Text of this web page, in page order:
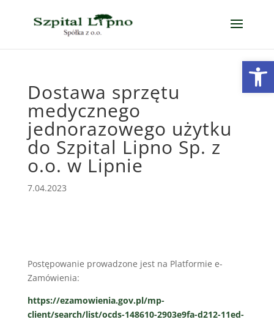
Dostawa sprzętu
medycznego
jednorazowego użytku
do Szpital Lipno Sp. z
o.o. w Lipnie
7.04.2023
Postępowanie prowadzone jest na Platformie e-
Zamówienia:
https://ezamowienia.gov.pl/mp-
client/search/list/ocds-148610-2903e9fa-d212-11ed-